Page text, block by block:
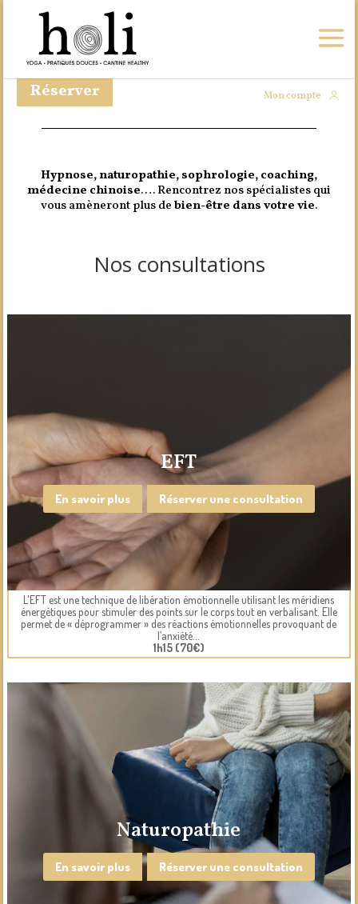
Réserver Mon compte
Hypnose, naturopathie, sophrologie, coaching,
médecine chinoise….Rencontrez nos spécialistes qui
vous amèneront plus debien-être dans votre vie.
Nos consultations
EFT
En savoir plus Réserver une consultation
L'EFT est une technique de libération émotionnelle utilisant les méridiens
énergétiques pour stimuler des points sur le corps tout en verbalisant. Elle
permet de « déprogrammer » des réactions émotionnelles provoquant de
l’anxiété...
1h15 (70€)
Naturopathie
En savoir plus Réserver une consultation